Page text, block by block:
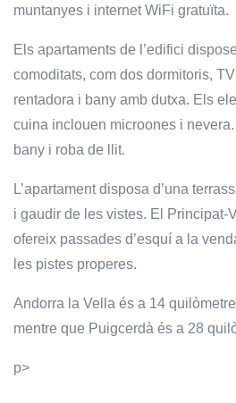
muntanyes i internet WiFi gratuïta.
Els apartaments de l’edifici
comoditats, com dos dormitoris,
rentadora i bany amb dutxa. Els
cuina inclouen microones i
bany i roba de llit.
L’apartament disposa d’una
i gaudir de les vistes. El Principat-
ofereix passades d’esquí a la
les pistes properes.
Andorra la Vella és a 14
mentre que Puigcerdà és a 28
p>